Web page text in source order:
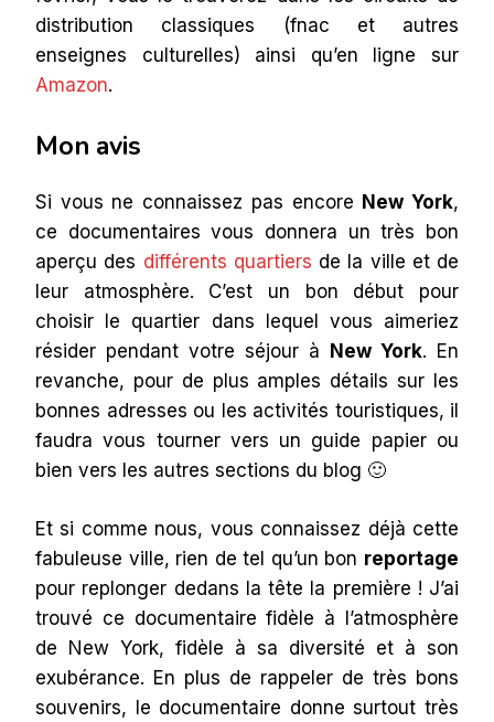
distribution classiques (fnac et autres
enseignes culturelles) ainsi qu’en ligne sur
Amazon.
Mon avis
Si vous ne connaissez pas encore New York,
ce documentaires vous donnera un très bon
aperçu des différents quartiers de la ville et de
leur atmosphère. C’est un bon début pour
choisir le quartier dans lequel vous aimeriez
résider pendant votre séjour à
New York. En
revanche, pour de plus amples détails sur les
bonnes adresses ou les activités touristiques, il
faudra vous tourner vers un guide papier ou
bien vers les autres sections du blog 🙂
Et si comme nous, vous connaissez déjà cette
fabuleuse ville, rien de tel qu’un bon reportage
pour replonger dedans la tête la première ! J’ai
trouvé ce documentaire fidèle à l’atmosphère
de New York, fidèle à sa diversité et à son
exubérance. En plus de rappeler de très bons
souvenirs, le documentaire donne surtout très